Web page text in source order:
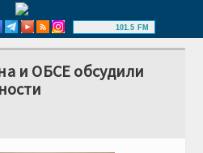
101.5 FM
и ОБСЕ обсудили